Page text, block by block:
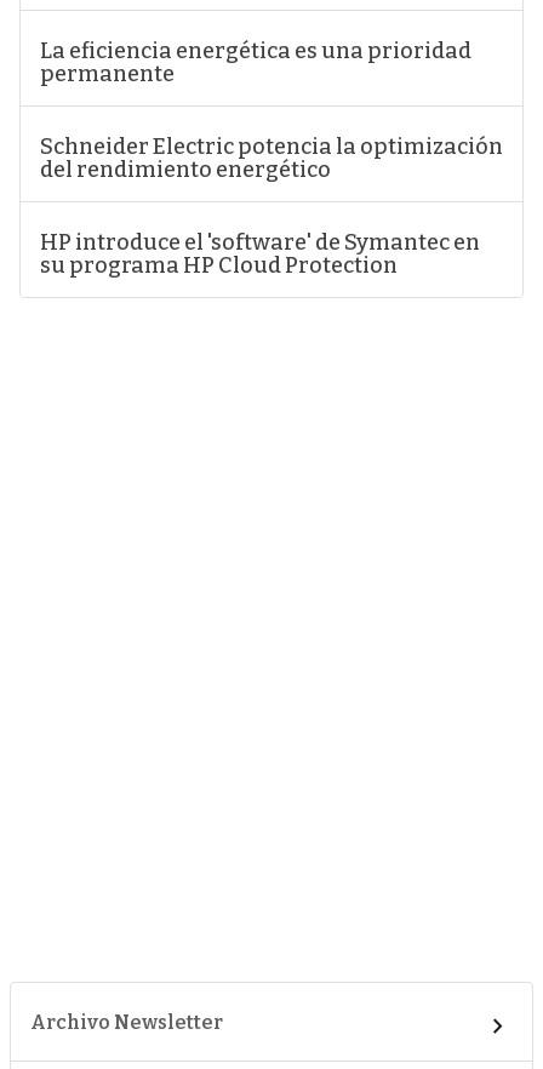
La eficiencia energética es una prioridad
permanente
Schneider Electric potencia la optimización
del rendimiento energético
HP introduce el 'software' de Symantec en
su programa HP Cloud Protection
Archivo Newsletter